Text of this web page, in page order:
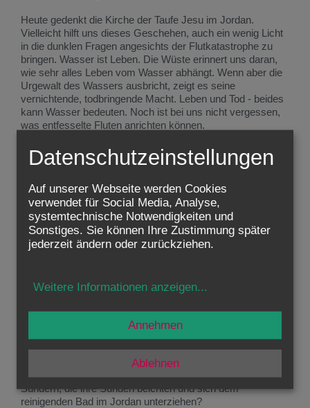
Heute gedenkt die Kirche der Taufe Jesu im Jordan.
Vielleicht hilft uns dieses Geschehen, auch ein wenig Licht
in die dunklen Fragen angesichts der Flutkatastrophe zu
bringen. Wasser ist Leben. Die Wüste erinnert uns daran,
wie sehr alles Leben vom Wasser abhängt. Wenn aber die
Urgewalt des Wassers ausbricht, zeigt es seine
vernichtende, todbringende Macht. Leben und Tod - beides
kann Wasser bedeuten. Noch ist bei uns nicht vergessen,
was entfesselte Fluten anrichten können.
Das Wasser der Taufe bezeichnet beides, Tod und Leben,
vernichtende Flut und Leben spendendes Nass. Wird die
bei uns nur zu oft geschieht, geht diese Symbolik
weitgehend verloren. Jesus wurde im Jordan von Johannes
völlig eingetaucht. In manchen Kirchen, wie etwa den
orthodoxen Kirchen, wird die Taufe immer noch so
gespendet, dass der Täufling gänzlich untergetaucht wird.
ganzem Schmutz untergeht, von der Flut des
todbringenden Wassers ertränkt und als neuer Mensch aus
dem Leben spendenden Wasser wieder geboren wird.
entsetzt: "Ich müsste von dir getauft werden!" Jesus bedarf
nicht der Sündenreinigung. Er ist der Gerechte, der andere
zu reinigen kam. Was machst du hier, mitten unter den
Sündern, die ihre Sünden beichten und sich dem
reinigenden Bad im Jordan unterziehen?
Datenschutzeinstellungen
Auf unserer Webseite werden Cookies
verwendet für Social Media, Analyse,
systemtechnische Notwendigkeiten und
Sonstiges. Sie können Ihre Zustimmung später
jederzeit ändern oder zurückziehen.
Weitere Informationen anzeigen...
Ablehnen
Annehmen